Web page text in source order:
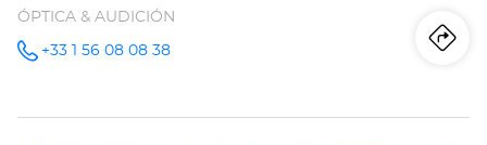
ÓPTICA & AUDICIÓN
número
+33 1 56 08 08 38
a